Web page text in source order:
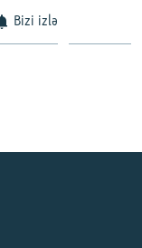
Bizi izlə